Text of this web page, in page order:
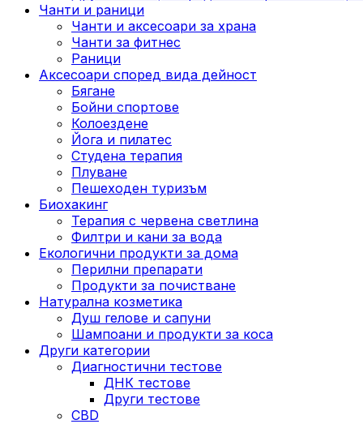
Чанти и раници
Чанти и аксесоари за храна
Чанти за фитнес
Раници
Аксесоари според вида дейност
Бягане
Бойни спортове
Колоездене
Йога и пилатес
Студена терапия
Плуване
Пешеходен туризъм
Биохакинг
Терапия с червена светлина
Филтри и кани за вода
Екологични продукти за дома
Перилни препарати
Продукти за почистване
Натурална козметика
Душ гелове и сапуни
Шампоани и продукти за коса
Други категории
Диагностични тестове
ДНК тестове
Други тестове
CBD